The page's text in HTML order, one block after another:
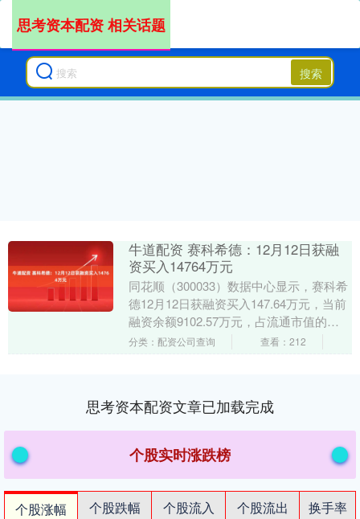
搜索
思考资本配资 相关话题
牛道配资 赛科希德：12月12日获融
资买入14764万元
同花顺（300033）数据中心显示，赛科希
德12月12日获融资买入147.64万元，当前
融资余额9102.57万元，占流通市值的
3.35%，超过历史90%分位水....
分类：配资公司查询 查看：212
思考资本配资文章已加载完成
个股实时涨跌榜
个股涨幅 个股跌幅 个股流入 个股流出
换手率